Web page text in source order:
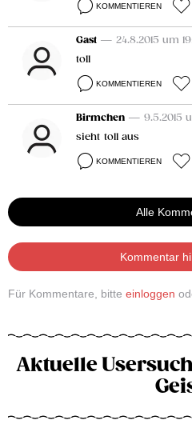
KOMMENTIEREN
Gast — 24.8.2015 um
toll
KOMMENTIEREN
Birmchen — 9.5.2015
sieht toll aus
KOMMENTIEREN
Alle
Kommentar
Für Kommentare, bitte einloggen
Aktuelle